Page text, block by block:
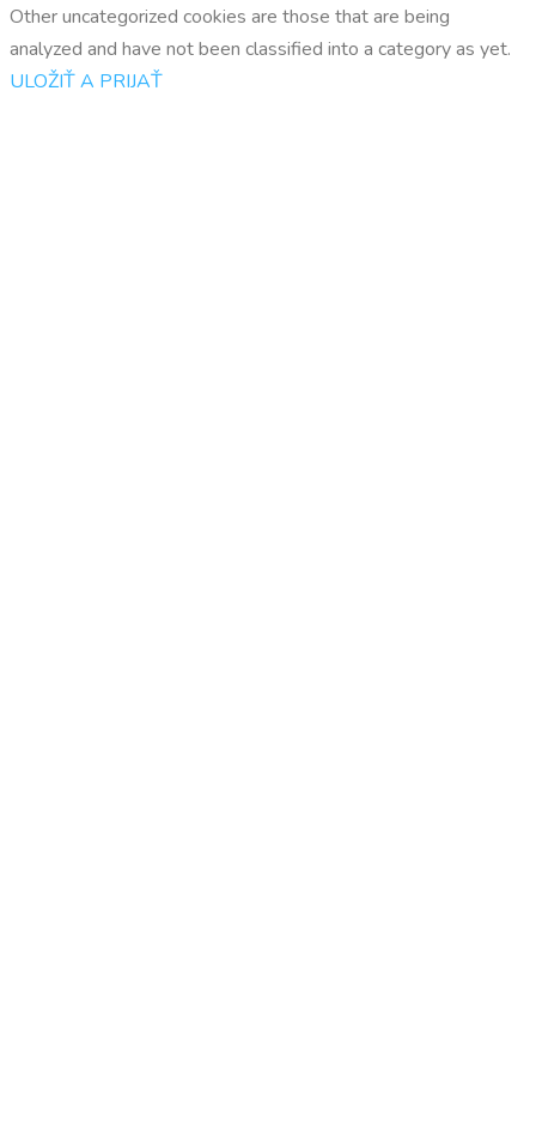
Other uncategorized cookies are those that are being
analyzed and have not been classified into a category as yet.
ULOŽIŤ A PRIJAŤ